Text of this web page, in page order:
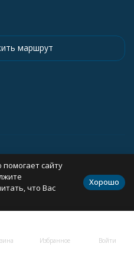
Избранное Войти
маршрут
Карта сайта
сайту
что Вас
Хорошо